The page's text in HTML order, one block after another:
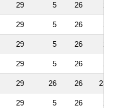
29 5 26
29 5 26
29 5 26
29 5 26
29 26 26 23
29 5 26